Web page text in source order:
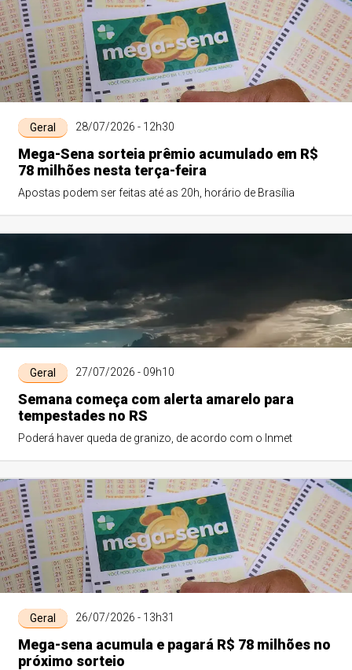
Geral 28/07/2026 - 12h30
Mega-Sena sorteia prêmio acumulado em R$
78 milhões nesta terça-feira
Apostas podem ser feitas até as 20h, horário de Brasília
Geral 27/07/2026 - 09h10
Semana começa com alerta amarelo para
tempestades no RS
Poderá haver queda de granizo, de acordo com o Inmet
Geral 26/07/2026 - 13h31
Mega-sena acumula e pagará R$ 78 milhões no
próximo sorteio